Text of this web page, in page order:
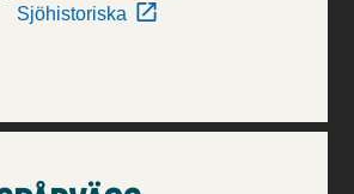
Sjöhistoriska